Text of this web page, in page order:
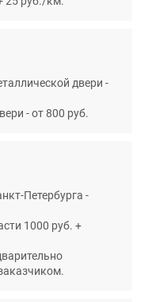
двери -
- от 800 руб.
Петербурга -
1000 руб. +